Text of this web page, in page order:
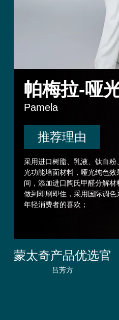
帕梅拉-哑
Pamela
推荐理由
采用进口树脂、乳液、钛白
光功能墙面材料，哑光纯色
间，添加进口陶氏甲醛分解
做到即刷即住，采用国际调
年轻消费者的喜欢；
蒙太奇产品优选官
吕芳方